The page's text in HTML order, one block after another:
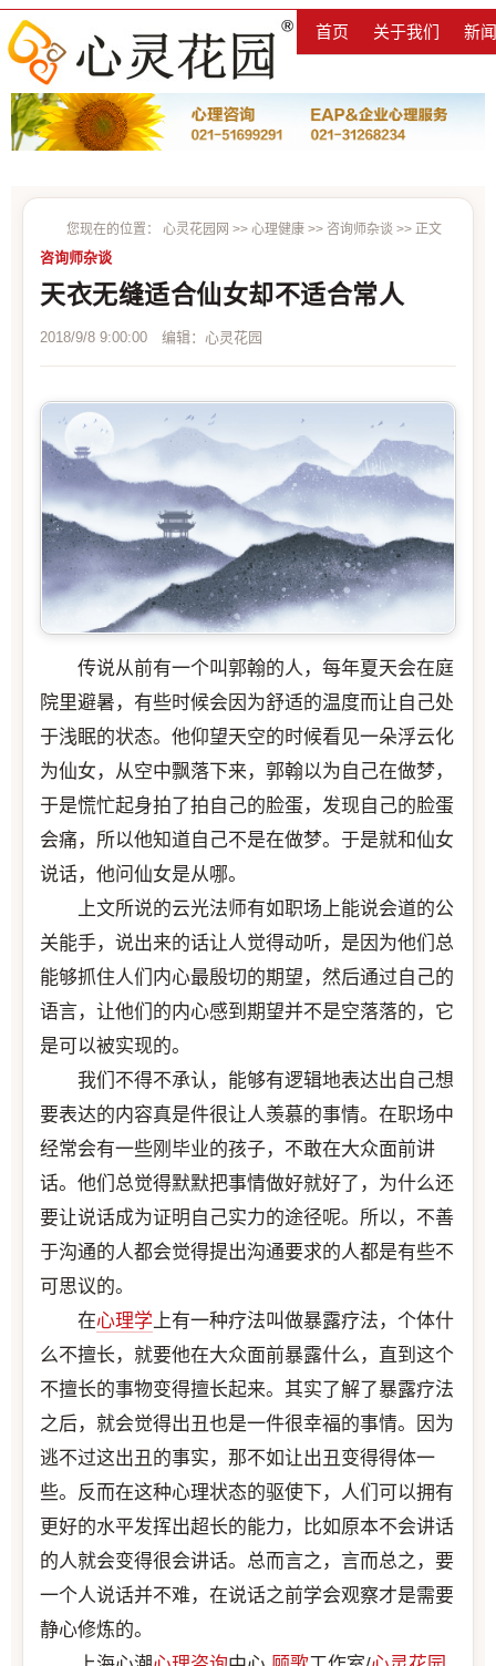
首页 关于我们 新
您现在的位置： 心灵花园网 >> 心理健康 >> 咨询师杂谈 >> 正文
咨询师杂谈
天衣无缝适合仙女却不适合常人
2018/9/8 9:00:00 编辑：心灵花园
传说从前有一个叫郭翰的人，每年夏天会在庭
院里避暑，有些时候会因为舒适的温度而让自己处
于浅眠的状态。他仰望天空的时候看见一朵浮云化
为仙女，从空中飘落下来，郭翰以为自己在做梦，
于是慌忙起身拍了拍自己的脸蛋，发现自己的脸蛋
会痛，所以他知道自己不是在做梦。于是就和仙女
说话，他问仙女是从哪。
上文所说的云光法师有如职场上能说会道的公
关能手，说出来的话让人觉得动听，是因为他们总
能够抓住人们内心最殷切的期望，然后通过自己的
语言，让他们的内心感到期望并不是空落落的，它
是可以被实现的。
我们不得不承认，能够有逻辑地表达出自己想
要表达的内容真是件很让人羡慕的事情。在职场中
经常会有一些刚毕业的孩子，不敢在大众面前讲
话。他们总觉得默默把事情做好就好了，为什么还
要让说话成为证明自己实力的途径呢。所以，不善
于沟通的人都会觉得提出沟通要求的人都是有些不
可思议的。
在心理学 上有一种疗法叫做暴露疗法，个体什
么不擅长，就要他在大众面前暴露什么，直到这个
不擅长的事物变得擅长起来。其实了解了暴露疗法
之后，就会觉得出丑也是一件很幸福的事情。因为
逃不过这出丑的事实，那不如让出丑变得得体一
些。反而在这种心理状态的驱使下，人们可以拥有
更好的水平发挥出超长的能力，比如原本不会讲话
的人就会变得很会讲话。总而言之，言而总之，要
一个人说话并不难，在说话之前学会观察才是需要
静心修炼的。